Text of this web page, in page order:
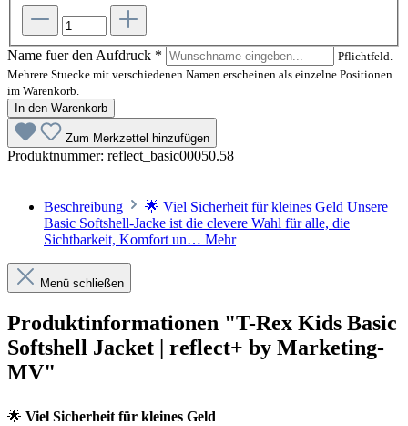
Name fuer den Aufdruck *
Pflichtfeld.
Mehrere Stuecke mit verschiedenen Namen erscheinen als einzelne Positionen
im Warenkorb.
In den Warenkorb
Zum Merkzettel hinzufügen
Produktnummer: reflect_basic00050.58
Beschreibung
🌟 Viel Sicherheit für kleines Geld Unsere
Basic Softshell-Jacke ist die clevere Wahl für alle, die
Sichtbarkeit, Komfort un… Mehr
Menü schließen
Produktinformationen "T-Rex Kids Basic
Softshell Jacket | reflect+ by Marketing-
MV"
🌟 Viel Sicherheit für kleines Geld